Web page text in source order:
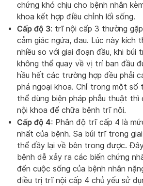
chứng khó chịu cho bệnh nhân
khoa kết hợp điều chỉnh lối sống.
Cấp độ 3: trĩ nội cấp 3 thường
cảm giác ngứa, đau. Lúc này kích
nhiều so với giai đoạn đầu, khi búi
không thể quay về vị trí ban đầu
hầu hết các trường hợp đều phải
phá ngoại khoa. Chỉ trong một số
thể dùng biện pháp phẫu thuật thì
nội khoa để chữa bệnh trĩ nội.
Cấp độ 4: Phân độ trĩ cấp 4 là
nhất của bệnh. Sa búi trĩ trong
thể đầy lại về bên trong được.
bệnh dễ xảy ra các biến chứng
đến cuộc sống của bệnh nhân
điều trị trĩ nội cấp 4 chủ yếu sử